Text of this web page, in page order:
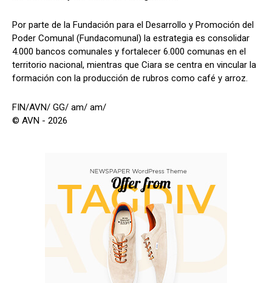
Por parte de la Fundación para el Desarrollo y Promoción del
Poder Comunal (Fundacomunal) la estrategia es consolidar
4.000 bancos comunales y fortalecer 6.000 comunas en el
territorio nacional, mientras que Ciara se centra en vincular la
formación con la producción de rubros como café y arroz.
FIN/AVN/ GG/ am/ am/
© AVN - 2026